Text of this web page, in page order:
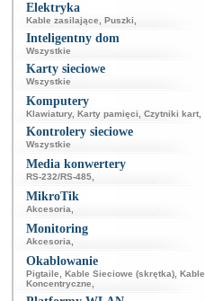
Elektryka
Kable zasilające Puszki
Inteligentny dom
Wszystkie
Karty sieciowe
Wszystkie
Komputery
Klawiatury, Karty pamięci Czytniki kart
Kontrolery sieciowe
Wszystkie
Media konwertery
RS-232/RS-485
MikroTik
Akcesoria
Monitoring
Akcesoria
Okablowanie
Pigtaile Kable Sieciowe (skrętka) Kable
Koncentryczne